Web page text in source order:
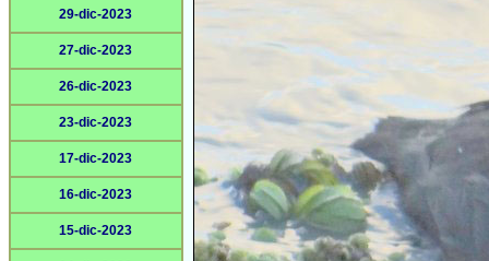
29-dic-2023
27-dic-2023
26-dic-2023
23-dic-2023
17-dic-2023
16-dic-2023
15-dic-2023